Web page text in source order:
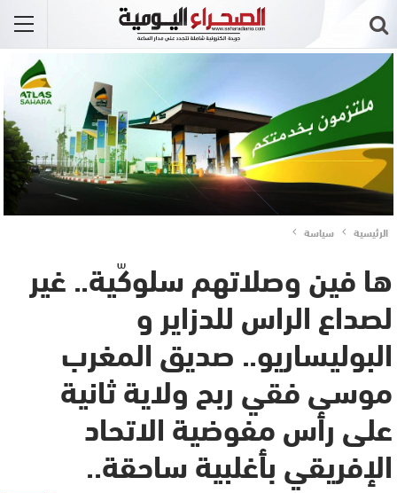
الرئيسية سياسة
ها فين وصلاتهم سلوكّية.. غير
لصداع الراس للدزاير و
البوليساريو.. صديق المغرب
موسى فقي ربح ولاية ثانية
على رأس مفوضية الاتحاد
الإفريقي بأغلبية ساحقة..